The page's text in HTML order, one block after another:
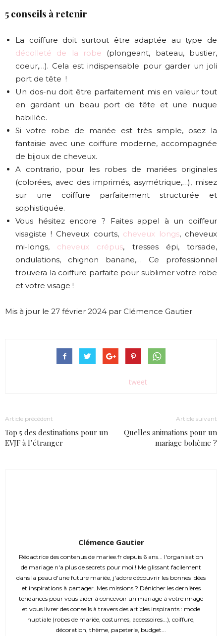
5 conseils à retenir
La coiffure doit surtout être adaptée au type de
décolleté de la robe (plongeant, bateau, bustier,
coeur,…). Cela est indispensable pour garder un joli
port de tête !
Un dos-nu doit être parfaitement mis en valeur tout
en gardant un beau port de tête et une nuque
habillée.
Si votre robe de mariée est très simple, osez la
fantaisie avec une coiffure moderne, accompagnée
de bijoux de cheveux.
A contrario, pour les robes de mariées originales
(colorées, avec des imprimés, asymétrique,…), misez
sur une coiffure parfaitement structurée et
sophistiquée.
Vous hésitez encore ? Faites appel à un coiffeur
visagiste ! Cheveux courts, cheveux longs, cheveux
mi-longs, cheveux crépus, tresses épi, torsade,
ondulations, chignon banane,… Ce professionnel
trouvera la coiffure parfaite pour sublimer votre robe
et votre visage !
Mis à jour le 27 février 2024 par Clémence Gautier
tweet
Article précédent
Top 5 des destinations pour un
EVJF à l’étranger
Article suivant
Quelles animations pour un
mariage bohème ?
Clémence Gautier
Rédactrice des contenus de mariee.fr depuis 6 ans... l'organisation
de mariage n'a plus de secrets pour moi ! Me glissant facilement
dans la peau d'une future mariée, j'adore découvrir les bonnes idées
et inspirations à partager. Mes missions ? Dénicher les dernières
tendances pour vous aider à concevoir un mariage à votre image
et vous livrer des conseils à travers des articles inspirants : mode
nuptiale (robes de mariée, costumes, accessoires...), coiffure,
décoration, thème, papeterie, budget...